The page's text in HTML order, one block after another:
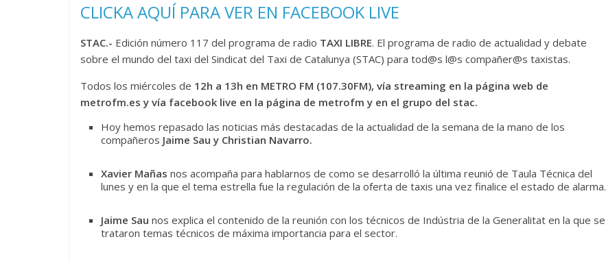
CLICKA AQUÍ PARA VER EN FACEBOOK LIVE
STAC.- Edición número 117 del programa de radio TAXI LIBRE. El programa de radio de actualidad y debate
sobre el mundo del taxi del Sindicat del Taxi de Catalunya (STAC) para tod@s l@s compañer@s taxistas.
Todos los miércoles de 12h a 13h en METRO FM (107.30FM), vía streaming en la página web de
metrofm.es y vía facebook live en la página de metrofm y en el grupo del stac.
Hoy hemos repasado las noticias más destacadas de la actualidad de la semana de la mano de los
compañeros Jaime Sau y Christian Navarro.
Xavier Mañas nos acompaña para hablarnos de como se desarrolló la última reunió de Taula Técnica del
lunes y en la que el tema estrella fue la regulación de la oferta de taxis una vez finalice el estado de alarma.
Jaime Sau nos explica el contenido de la reunión con los técnicos de Indústria de la Generalitat en la que se
trataron temas técnicos de máxima importancia para el sector.